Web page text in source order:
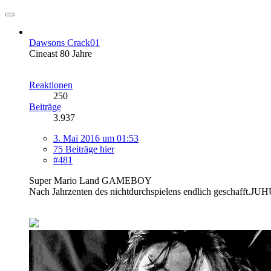
Dawsons Crack01
Cineast 80 Jahre
Reaktionen
250
Beiträge
3.937
3. Mai 2016 um 01:53
75 Beiträge hier
#481
Super Mario Land GAMEBOY
Nach Jahrzenten des nichtdurchspielens endlich